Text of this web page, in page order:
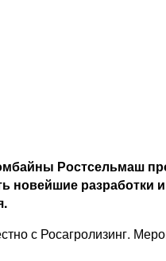
Ростсельмаш
новейшие разработки
с Росагролизинг.